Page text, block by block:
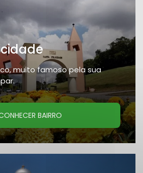
muito famoso pela sua
BAIRRO